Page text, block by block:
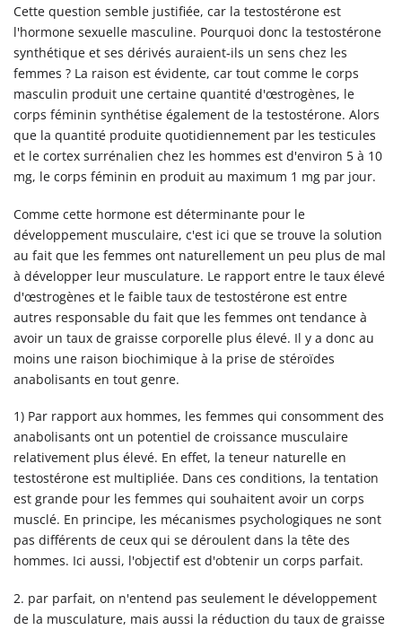
Cette question semble justifiée, car la testostérone est
l'hormone sexuelle masculine. Pourquoi donc la testostérone
synthétique et ses dérivés auraient-ils un sens chez les
femmes ? La raison est évidente, car tout comme le corps
masculin produit une certaine quantité d'œstrogènes, le
corps féminin synthétise également de la testostérone. Alors
que la quantité produite quotidiennement par les testicules
et le cortex surrénalien chez les hommes est d'environ 5 à 10
mg, le corps féminin en produit au maximum 1 mg par jour.
Comme cette hormone est déterminante pour le
développement musculaire, c'est ici que se trouve la solution
au fait que les femmes ont naturellement un peu plus de mal
à développer leur musculature. Le rapport entre le taux élevé
d'œstrogènes et le faible taux de testostérone est entre
autres responsable du fait que les femmes ont tendance à
avoir un taux de graisse corporelle plus élevé. Il y a donc au
moins une raison biochimique à la prise de stéroïdes
anabolisants en tout genre.
1) Par rapport aux hommes, les femmes qui consomment des
anabolisants ont un potentiel de croissance musculaire
relativement plus élevé. En effet, la teneur naturelle en
testostérone est multipliée. Dans ces conditions, la tentation
est grande pour les femmes qui souhaitent avoir un corps
musclé. En principe, les mécanismes psychologiques ne sont
pas différents de ceux qui se déroulent dans la tête des
hommes. Ici aussi, l'objectif est d'obtenir un corps parfait.
2. par parfait, on n'entend pas seulement le développement
de la musculature, mais aussi la réduction du taux de graisse